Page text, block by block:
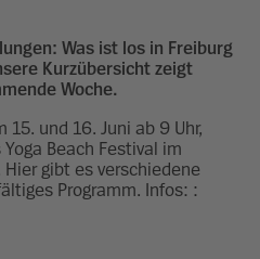
Was ist los in Freiburg
Kurzübersicht zeigt
Woche.
15. und 16. Juni ab 9 Uhr,
Beach Festival im
gibt es verschiedene
Programm. Infos: :